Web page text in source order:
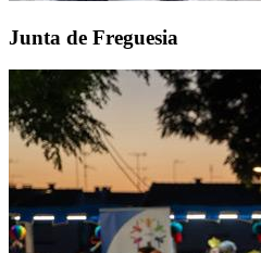
Junta de Freguesia